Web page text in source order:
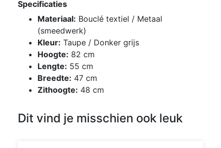
Specificaties
Materiaal: Bouclé textiel / Metaal
(smeedwerk)
Kleur: Taupe / Donker grijs
Hoogte: 82 cm
Lengte: 55 cm
Breedte: 47 cm
Zithoogte: 48 cm
Dit vind je misschien ook leuk